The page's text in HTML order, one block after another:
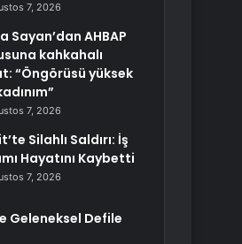
7, 2026
Sayan’dan AHBAP
kahkahalı
“Öngörüsü yüksek
7, 2026
Silahlı Saldırı: İş
Hayatını Kaybetti
7, 2026
Geleneksel Defile